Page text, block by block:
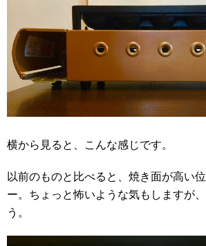
横から見ると、こんな感じです。
以前のものと比べると、焼き面が高い
ー。ちょっと怖いような気もしますが
う。